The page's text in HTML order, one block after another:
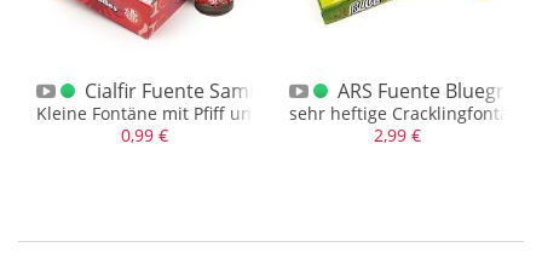
mit Pfiff und Feuertopf
Cialfir Fuente Samba
Kleine Fontäne mit Pfiff und langer Brenndauer
0,99 €
ARS Fuente Bluegreen
sehr heftige
2,99 €